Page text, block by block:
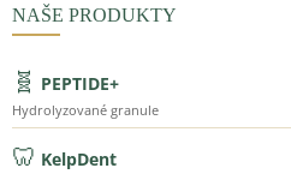
NAŠE PRODUKTY
🧬 PEPTIDE+
Hydrolyzované granule
🦷 KelpDent